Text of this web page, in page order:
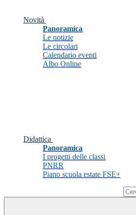
Novità
Panoramica
Le notizie
Le circolari
Calendario eventi
Albo Online
Didattica
Panoramica
I progetti delle classi
PNRR
Piano scuola estate FSE+